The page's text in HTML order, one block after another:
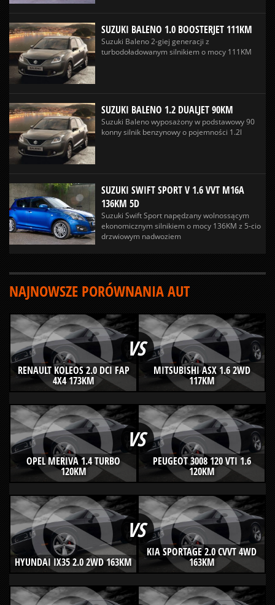
SUZUKI BALENO 1.0 BOOSTERJET 111KM
Suzuki Baleno 2-giej generacji z
turbodoładowanym silnikiem o mocy 111KM
SUZUKI BALENO 1.2 DUALJET 90KM
Suzuki Baleno wyposażony w podstawowy 90
konny silnik benzynowy o pojemności 1.2l
SUZUKI SWIFT SPORT V 1.6 VVT M16A
136KM 5D
Suzuki Swift Sport napędzany wolnossącym
ekonomicznym silnikiem o mocy 136KM z 5-cio
drzwiowym nadwoziem
NAJNOWSZE PORÓWNANIA AUT
RENAULT KOLEOS 2.0 DCI FAP
4X4 173KM
MITSUBISHI ASX 1.6 2WD
117KM
VS
OPEL MERIVA 1.4 TURBO
120KM
PEUGEOT 3008 120 VTI 1.6
120KM
VS
HYUNDAI IX35 2.0 2WD 163KM
KIA SPORTAGE 2.0 CVVT 4WD
163KM
VS